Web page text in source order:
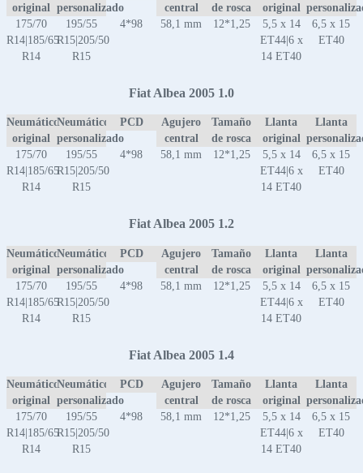
original
personalizado
central
de rosca
original
175/70
R14|185/65
R14
195/55
R15|205/50
R15
4*98 58,1 mm 12*1,25
5,5 x 14
ET44|6 x
14 ET40
6,5 x 15
ET40
Fiat Albea 2005 1.0
Neumático
original
Neumático
personalizado
PCD
Agujero
central
Tamaño
de rosca
Llanta
original
Llanta
175/70
R14|185/65
R14
195/55
R15|205/50
R15
4*98 58,1 mm 12*1,25
5,5 x 14
ET44|6 x
14 ET40
6,5 x 15
ET40
Fiat Albea 2005 1.2
Neumático
original
Neumático
personalizado
PCD
Agujero
central
Tamaño
de rosca
Llanta
original
Llanta
175/70
R14|185/65
R14
195/55
R15|205/50
R15
4*98 58,1 mm 12*1,25
5,5 x 14
ET44|6 x
14 ET40
6,5 x 15
ET40
Fiat Albea 2005 1.4
Neumático
original
Neumático
personalizado
PCD
Agujero
central
Tamaño
de rosca
Llanta
original
Llanta
175/70
R14|185/65
R14
195/55
R15|205/50
R15
4*98 58,1 mm 12*1,25
5,5 x 14
ET44|6 x
14 ET40
6,5 x 15
ET40